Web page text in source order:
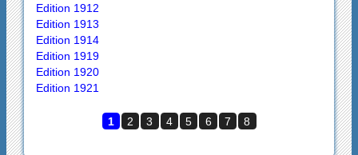
Edition 1912
Edition 1913
Edition 1914
Edition 1919
Edition 1920
Edition 1921
1 2 3 4 5 6 7 8